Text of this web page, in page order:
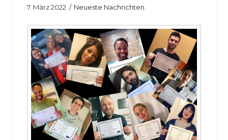
7. März 2022 Neueste Nachrichten